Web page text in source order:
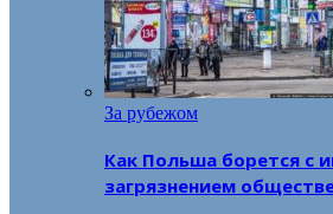
За рубежом
Как Польша борется с
загрязнением